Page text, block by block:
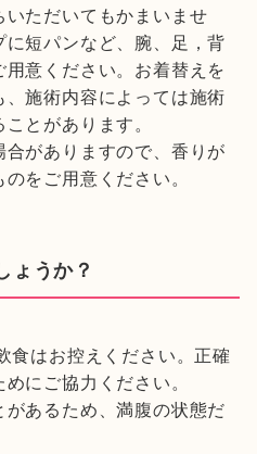
ただいてもかまいませ
短パンなど、腕、足，背
意ください。お着替えを
施術内容によっては施術
とがあります。
がありますので、香りが
をご用意ください。
ょうか？
食はお控えください。正確
にご協力ください。
あるため、満腹の状態だ